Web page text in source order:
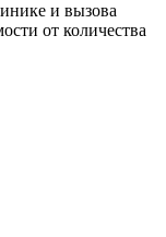
и вызова
от количества